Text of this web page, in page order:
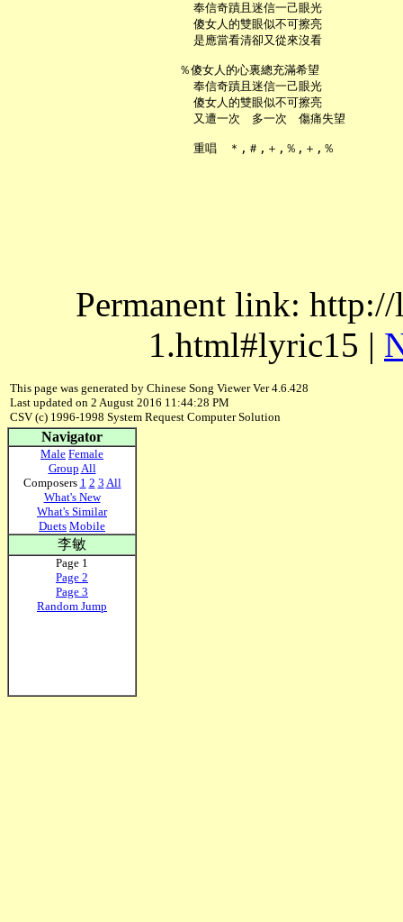
     奉信奇蹟且迷信一己眼光
     傻女人的雙眼似不可擦亮
     是應當看清卻又從來沒看
   ％傻女人的心裏總充滿希望
     奉信奇蹟且迷信一己眼光
     傻女人的雙眼似不可擦亮
     又遭一次　多一次　傷痛失望
Permanent link:
1.html#lyric15 |
This page was generated by Chinese Song Viewer Ver 4.6.428
Last updated on 2 August 2016 11:44:28 PM
CSV (c) 1996-1998 System Request Computer Solution
Navigator
Male Female
Group All
Composers 1 2 3 All
What's New
What's Similar
Duets Mobile
李敏
Page 1
Page 2
Page 3
Random Jump